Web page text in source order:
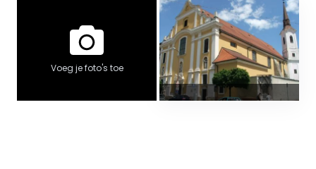
Voeg je foto's toe